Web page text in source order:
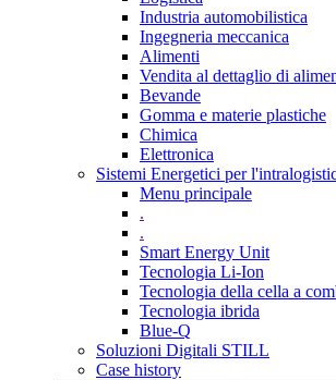
Industria automobilistica
Ingegneria meccanica
Alimenti
Vendita al dettaglio di
Bevande
Gomma e materie plastiche
Chimica
Elettronica
Sistemi Energetici per
Menu principale
.
.
Smart Energy Unit
Tecnologia Li-Ion
Tecnologia della cella a
Tecnologia ibrida
Blue-Q
Soluzioni Digitali STILL
Case history